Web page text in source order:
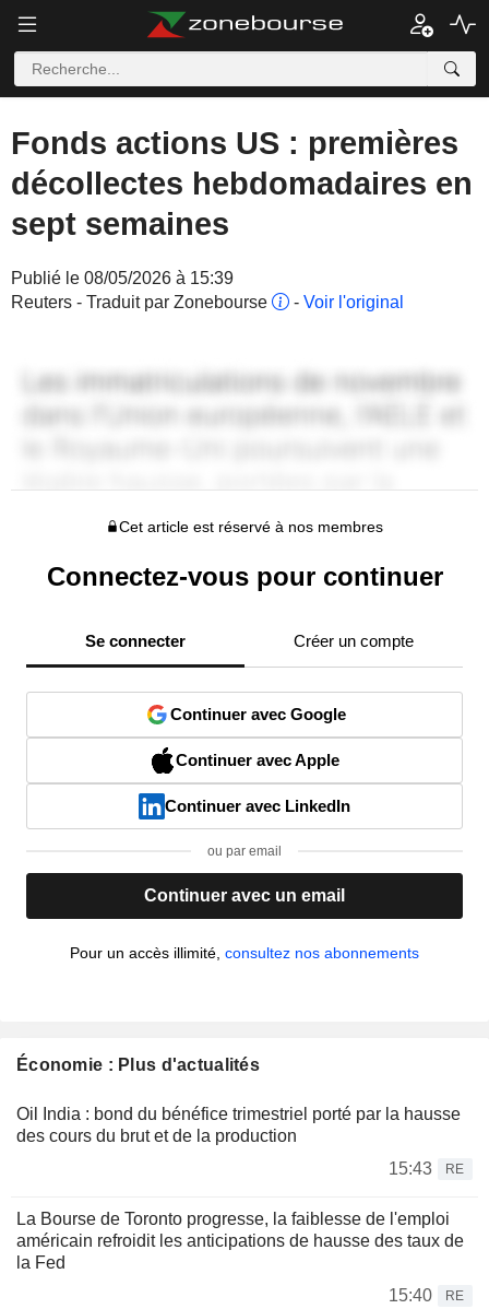
Fonds actions US : premières
décollectes hebdomadaires en
sept semaines
Publié le 08/05/2026 à 15:39
Reuters - Traduit par Zonebourse
- Voir l'original
Cet article est réservé à nos membres
Connectez-vous pour continuer
Se connecter Créer un compte
Continuer avec Google
Continuer avec Apple
Continuer avec LinkedIn
ou par email
Continuer avec un email
Pour un accès illimité, consultez nos abonnements
Économie : Plus d'actualités
Oil India : bond du bénéfice trimestriel porté par la hausse
des cours du brut et de la production
15:43
RE
La Bourse de Toronto progresse, la faiblesse de l'emploi
américain refroidit les anticipations de hausse des taux de
la Fed
15:40
RE